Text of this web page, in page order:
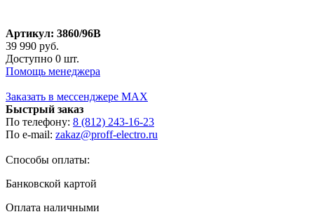
Артикул: 3860/96B
39 990 руб.
Доступно 0 шт.
Помощь менеджера
Заказать в мессенджере MAX
Быстрый заказ
По телефону: 8 (812) 243-16-23
По e-mail: zakaz@proff-electro.ru
Способы оплаты:
Банковской картой
Оплата наличными